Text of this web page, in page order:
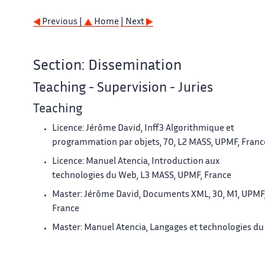
Previous | Home | Next
Section: Dissemination
Teaching - Supervision - Juries
Teaching
Licence: Jérôme David, Inff3 Algorithmique et
programmation par objets, 70, L2 MASS, UPMF,
Licence: Manuel Atencia, Introduction aux
technologies du Web, L3 MASS, UPMF, France
Master: Jérôme David, Documents XML, 30, M1,
France
Master: Manuel Atencia, Langages et technologies du